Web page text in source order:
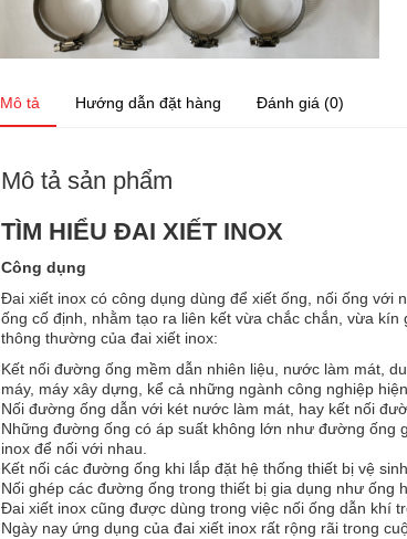
Mô tả Hướng dẫn đặt hàng Đánh giá (0)
Mô tả sản phẩm
TÌM HIỂU ĐAI XIẾT INOX
Công dụng
Đai xiết inox có công dụng dùng để xiết ống, nối ống với
ống cố định, nhằm tạo ra liên kết vừa chắc chắn, vừa
thông thường của đai xiết inox:
Kết nối đường ống mềm dẫn nhiên liệu, nước làm mát,
máy, máy xây dựng, kể cả những ngành công nghiệp
Nối đường ống dẫn với két nước làm mát, hay kết nối
Những đường ống có áp suất không lớn như đường ống
inox để nối với nhau.
Kết nối các đường ống khi lắp đặt hệ thống thiết bị vệ sinh.
Nối ghép các đường ống trong thiết bị gia dụng như ống
Đai xiết inox cũng được dùng trong việc nối ống dẫn khí
Ngày nay ứng dụng của đai xiết inox rất rộng rãi trong